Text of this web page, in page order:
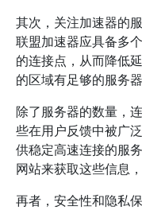
其次，关注加速器的
联盟加速器应具备多
的连接点，从而降低
的区域有足够的服务器
除了服务器的数量，
些在用户反馈中被广
供稳定高速连接的服
网站来获取这些信息
再者，安全性和隐私